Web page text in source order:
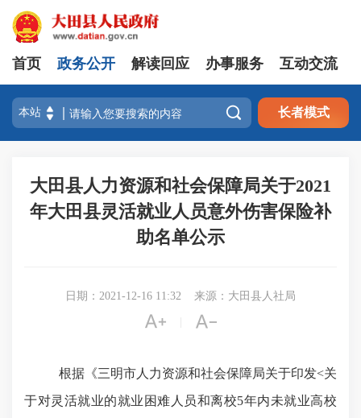
首页 政务公开 解读回应 办事服务 互动交流
 长者模式
大田县人力资源和社会保障局关于2021
年大田县灵活就业人员意外伤害保险补
助名单公示
日期：2021-12-16 11:32 来源：大田县人社局
 
根据《三明市人力资源和社会保障局关于印发<关
于对灵活就业的就业困难人员和离校5年内未就业高校